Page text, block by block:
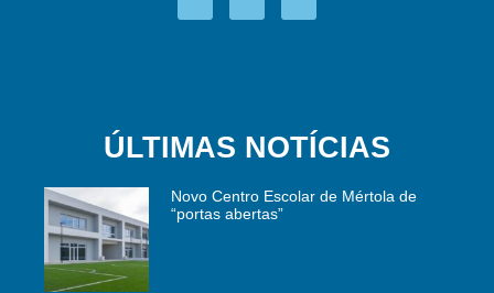
ÚLTIMAS NOTÍCIAS
Novo Centro Escolar de Mértola de
“portas abertas”